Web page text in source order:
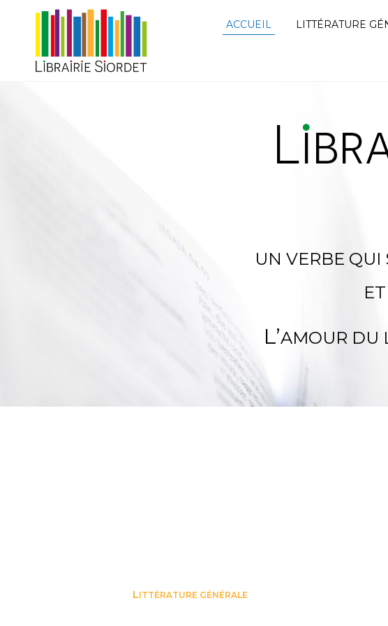
ACCUEIL LITTÉRATURE
UN VERBE QUI
L’AMOUR DU
LITTÉRATURE GÉNÉRALE